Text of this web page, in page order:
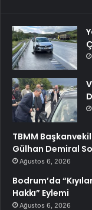
TBMM
Gülhan Demiral
Ağustos 6, 2026
Bodrum’da
Hakkı” Eylemi
Ağustos 6, 2026